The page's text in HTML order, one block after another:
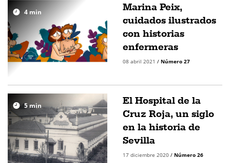
4min
Marina Peix,
cuidados ilustrados
con historias
enfermeras
08 abril 2021 / Número 27
5 min
El Hospital de la
Cruz Roja, un siglo
en la historia de
Sevilla
17 diciembre 2020 / Número 26